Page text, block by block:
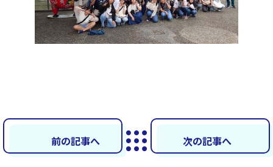
前の記事へ 次の記事へ